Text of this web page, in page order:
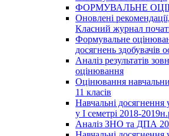
ФОРМУВАЛЬНЕ
Оновлені
Класний журнал
Формувальне
досягнень здобувачів
Аналіз результатів
оцінювання
Оцінювання
11 класів
Навчальні досягнення
у І семетрі 2018-
Аналіз ЗНО та ДПА